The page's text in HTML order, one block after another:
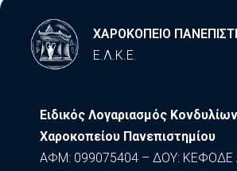
ΧΑΡΟΚΟΠΕΙΟ
Ε.Λ.Κ.Ε.
Ειδικός Λογαριασμός
Χαροκοπείου Πανεπιστημίου
ΑΦΜ: 099075404 – ΔΟΥ: ΚΕΦΟΔΕ